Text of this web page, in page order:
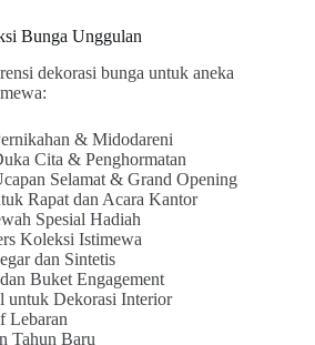
Bunga Unggulan
dekorasi bunga untuk aneka
& Midodareni
Cita & Penghormatan
Selamat & Grand Opening
Rapat dan Acara Kantor
Spesial Hadiah
Koleksi Istimewa
dan Sintetis
Buket Engagement
untuk Dekorasi Interior
Lebaran
Tahun Baru